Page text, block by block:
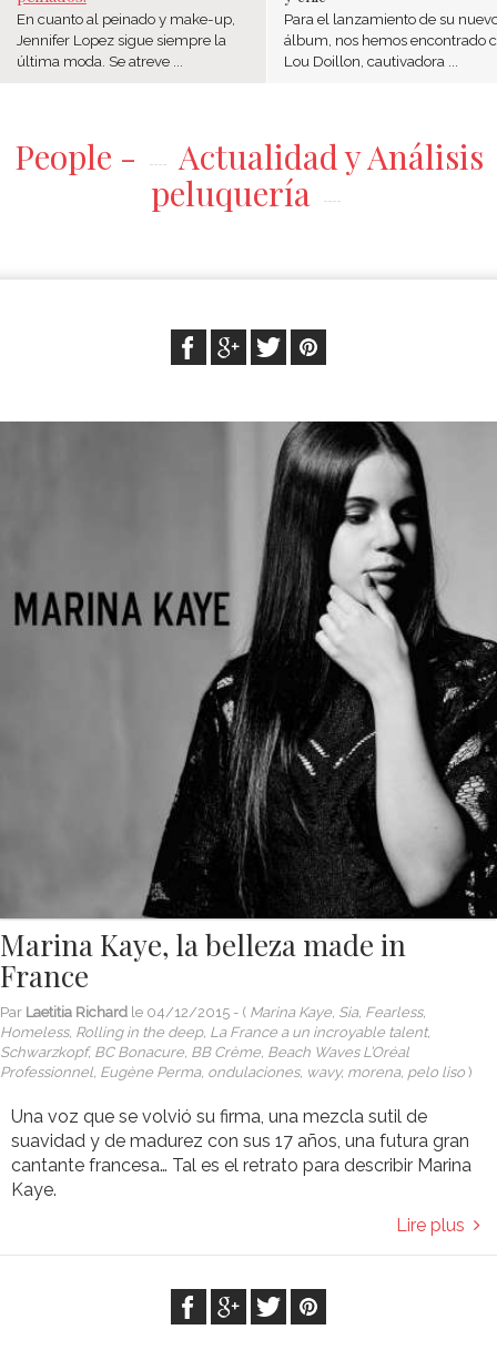
En cuanto al peinado y make-up,
Jennifer Lopez sigue siempre la
última moda. Se atreve ...
Para el lanzamiento de su
álbum, nos hemos encontrado
Lou Doillon, cautivadora ...
People -
Actualidad y Análisis
peluquería
Marina Kaye, la belleza made in
France
Par Laetitia Richard le 04/12/2015 - ( Marina Kaye, Sia, Fearless,
Homeless, Rolling in the deep, La France a un incroyable talent,
Schwarzkopf, BC Bonacure, BB Crème, Beach Waves L’Oréal
Professionnel, Eugène Perma, ondulaciones, wavy, morena, pelo liso )
Una voz que se volvió su firma, una mezcla sutil de
suavidad y de madurez con sus 17 años, una futura gran
cantante francesa… Tal es el retrato para describir Marina
Kaye.
Lire plus